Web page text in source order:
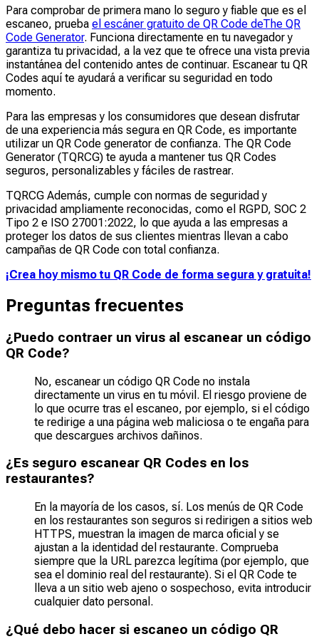
Para comprobar de primera mano lo seguro y fiable que es el
escaneo, prueba el escáner gratuito de QR Code deThe QR
Code Generator. Funciona directamente en tu navegador y
garantiza tu privacidad, a la vez que te ofrece una vista previa
instantánea del contenido antes de continuar. Escanear tu QR
Codes aquí te ayudará a verificar su seguridad en todo
momento.
Para las empresas y los consumidores que desean disfrutar
de una experiencia más segura en QR Code, es importante
utilizar un QR Code generator de confianza. The QR Code
Generator (TQRCG) te ayuda a mantener tus QR Codes
seguros, personalizables y fáciles de rastrear.
TQRCG Además, cumple con normas de seguridad y
privacidad ampliamente reconocidas, como el RGPD, SOC 2
Tipo 2 e ISO 27001:2022, lo que ayuda a las empresas a
proteger los datos de sus clientes mientras llevan a cabo
campañas de QR Code con total confianza.
¡Crea hoy mismo tu QR Code de forma segura y gratuita!
Preguntas frecuentes
¿Puedo contraer un virus al escanear un código
QR Code?
No, escanear un código QR Code no instala
directamente un virus en tu móvil. El riesgo proviene de
lo que ocurre tras el escaneo, por ejemplo, si el código
te redirige a una página web maliciosa o te engaña para
que descargues archivos dañinos.
¿Es seguro escanear QR Codes en los
restaurantes?
En la mayoría de los casos, sí. Los menús de QR Code
en los restaurantes son seguros si redirigen a sitios web
HTTPS, muestran la imagen de marca oficial y se
ajustan a la identidad del restaurante. Comprueba
siempre que la URL parezca legítima (por ejemplo, que
sea el dominio real del restaurante). Si el QR Code te
lleva a un sitio web ajeno o sospechoso, evita introducir
cualquier dato personal.
¿Qué debo hacer si escaneo un código QR